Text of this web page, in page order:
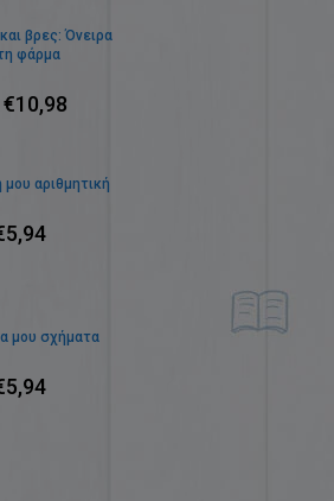
βρες: Όνειρα
φάρμα
€10,98
αριθμητική
μου σχήματα